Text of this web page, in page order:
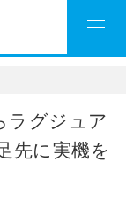
ラグジュア
先に実機を